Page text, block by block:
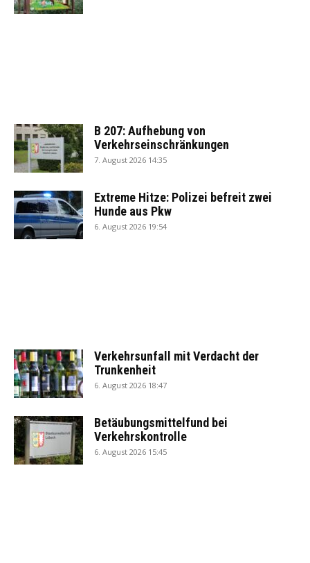
B 207: Aufhebung von
Verkehrseinschränkungen
7. August 2026 14:35
Extreme Hitze: Polizei befreit zwei
Hunde aus Pkw
6. August 2026 19:54
Verkehrsunfall mit Verdacht der
Trunkenheit
6. August 2026 18:47
Betäubungsmittelfund bei
Verkehrskontrolle
6. August 2026 15:45